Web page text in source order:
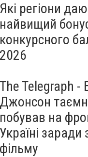
Які регіони
найвищий
конкурсного
2026
The Telegraph -
Джонсон
побував на
Україні
фільму